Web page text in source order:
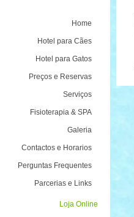
Home
Hotel para Cães
Hotel para Gatos
Preços e Reservas
Serviços
Fisioterapia & SPA
Galeria
Contactos e Horarios
Perguntas Frequentes
Parcerias e Links
Loja Online